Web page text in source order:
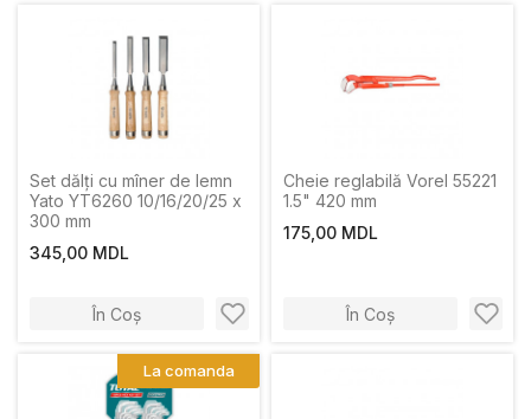
Set dălți cu mîner de lemn
Yato YT6260 10/16/20/25 x
300 mm
345,00 MDL
În Coș
Cheie reglabilă Vorel 55221
1.5" 420 mm
175,00 MDL
În Coș
La comanda